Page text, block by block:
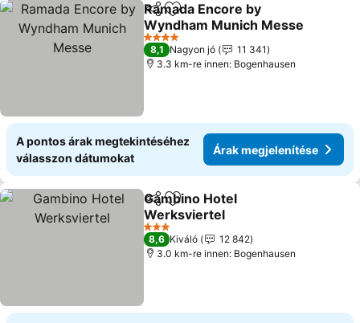
Megosztás
Hozzáadás a kedvencekhez
Ramada Encore by
Wyndham Munich Messe
Árak megjelenítése
4 Kategória
8,1 Nagyon jó
11 341
3.3 km-re innen: Bogenhausen
A pontos árak megtekintéséhez
válasszon dátumokat
Árak megjelenítése
Megosztás
Hozzáadás a kedvencekhez
Gambino Hotel
Werksviertel
Árak megjelenítése
3 Kategória
8,6 Kiváló
12 842
3.0 km-re innen: Bogenhausen